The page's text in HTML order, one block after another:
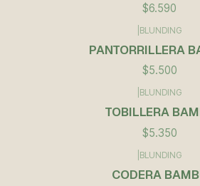
$6.590
BLUNDING
PANTORRILLERA
$5.500
BLUNDING
TOBILLERA
$5.350
BLUNDING
CODERA